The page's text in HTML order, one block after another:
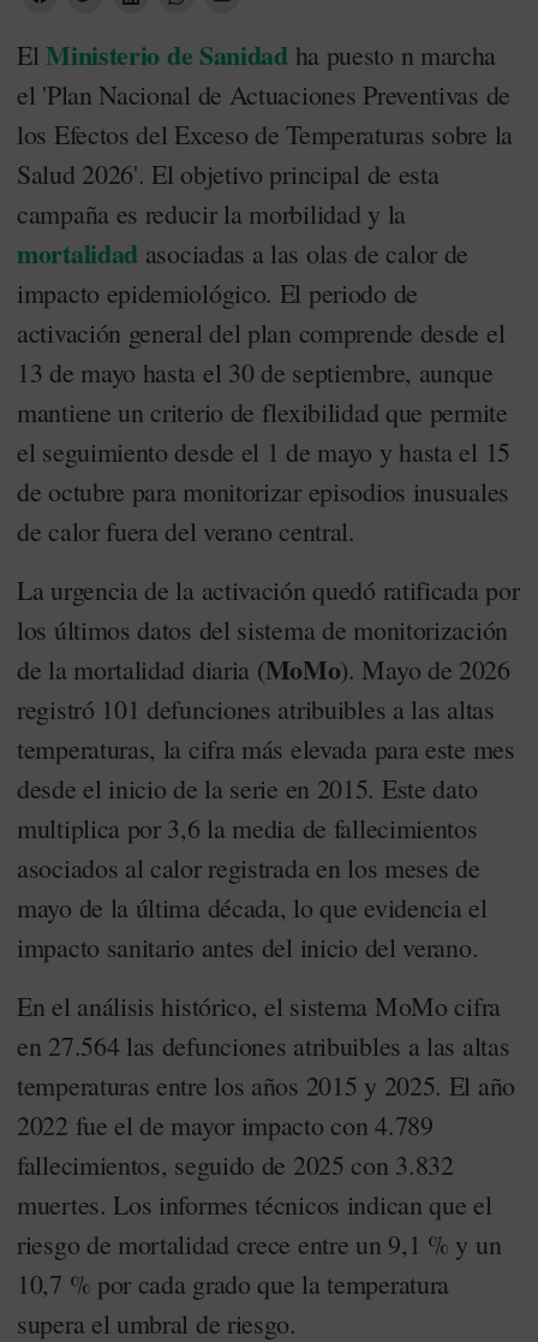
ElMinisterio de Sanidadha puesto n marcha
el 'Plan Nacional de Actuaciones Preventivas de
los Efectos del Exceso de Temperaturas sobre la
Salud 2026'. El objetivo principal de esta
campaña es reducir la morbilidad y la
mortalidad asociadas a las olas de calor de
impacto epidemiológico. El periodo de
activación general del plan comprende desde el
13 de mayo hasta el 30 de septiembre, aunque
mantiene un criterio de flexibilidad que permite
el seguimiento desde el 1 de mayo y hasta el 15
de octubre para monitorizar episodios inusuales
de calor fuera del verano central.
La urgencia de la activación quedó ratificada por
los últimos datos del sistema de monitorización
de la mortalidad diaria (MoMo). Mayo de 2026
registró 101 defunciones atribuibles a las altas
temperaturas, la cifra más elevada para este mes
desde el inicio de la serie en 2015. Este dato
multiplica por 3,6 la media de fallecimientos
asociados al calor registrada en los meses de
mayo de la última década, lo que evidencia el
impacto sanitario antes del inicio del verano.
En el análisis histórico, el sistema MoMo cifra
en 27.564 las defunciones atribuibles a las altas
temperaturas entre los años 2015 y 2025. El año
2022 fue el de mayor impacto con 4.789
fallecimientos, seguido de 2025 con 3.832
muertes. Los informes técnicos indican que el
riesgo de mortalidad crece entre un 9,1 % y un
10,7 % por cada grado que la temperatura
supera el umbral de riesgo.